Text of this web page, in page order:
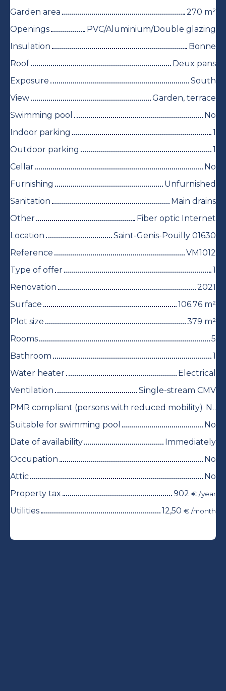
Garden area
270 m²
Openings
PVC/Aluminium/Double glazing
Insulation
Bonne
Roof
Deux pans
Exposure
South
View
Garden, terrace
Swimming pool
No
Indoor parking
1
Outdoor parking
1
Cellar
No
Furnishing
Unfurnished
Sanitation
Main drains
Other
Fiber optic Internet
Location
Saint-Genis-Pouilly 01630
Reference
VM1012
Type of offer
1
Renovation
2021
Surface
106.76 m²
Plot size
379 m²
Rooms
5
Bathroom
1
Water heater
Electrical
Ventilation
Single-stream CMV
PMR compliant (persons with reduced mobility)
No
Suitable for swimming pool
No
Date of availability
Immediately
Occupation
No
Attic
No
Property tax
902 € /year
Utilities 12,50 € /month